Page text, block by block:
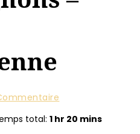
total: 1 hr 20 mins